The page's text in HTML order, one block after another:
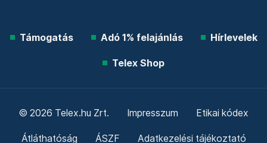
Támogatás Adó 1% felajánlás Hírlevelek
Telex Shop
© 2026 Telex.hu Zrt. Impresszum Etikai kódex
Átláthatóság ÁSZF Adatkezelési tájékoztató